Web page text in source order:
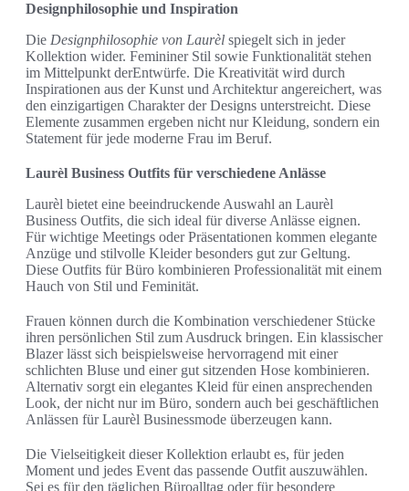
Designphilosophie und Inspiration
Die Designphilosophie von Laurèl spiegelt sich in jeder
Kollektion wider. Femininer Stil sowie Funktionalität stehen
im Mittelpunkt derEntwürfe. Die Kreativität wird durch
Inspirationen aus der Kunst und Architektur angereichert, was
den einzigartigen Charakter der Designs unterstreicht. Diese
Elemente zusammen ergeben nicht nur Kleidung, sondern ein
Statement für jede moderne Frau im Beruf.
Laurèl Business Outfits für verschiedene Anlässe
Laurèl bietet eine beeindruckende Auswahl an Laurèl
Business Outfits, die sich ideal für diverse Anlässe eignen.
Für wichtige Meetings oder Präsentationen kommen elegante
Anzüge und stilvolle Kleider besonders gut zur Geltung.
Diese Outfits für Büro kombinieren Professionalität mit einem
Hauch von Stil und Feminität.
Frauen können durch die Kombination verschiedener Stücke
ihren persönlichen Stil zum Ausdruck bringen. Ein klassischer
Blazer lässt sich beispielsweise hervorragend mit einer
schlichten Bluse und einer gut sitzenden Hose kombinieren.
Alternativ sorgt ein elegantes Kleid für einen ansprechenden
Look, der nicht nur im Büro, sondern auch bei geschäftlichen
Anlässen für Laurèl Businessmode überzeugen kann.
Die Vielseitigkeit dieser Kollektion erlaubt es, für jeden
Moment und jedes Event das passende Outfit auszuwählen.
Sei es für den täglichen Büroalltag oder für besondere